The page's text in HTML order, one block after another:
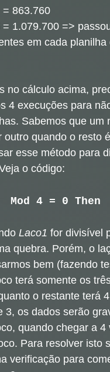
= 863.760
= 1.079.700 =>
em cada planilha
no cálculo acima,
4 execuções para
Sabemos que um
outro quando o resto
esse método para
o código:
4 = 0 Then
Laco1 for divisível
quebra. Porém, o
bem (fazendo
terá somente os
o restante terá
3, os dados serão
quando chegar a 4
Para resolver isto
verificação para